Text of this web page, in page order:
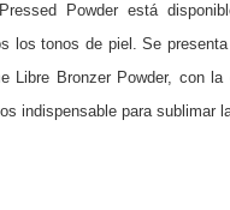
Powder está
los tonos de piel. Se
Libre Bronzer Powder, con
indispensable para sublimar